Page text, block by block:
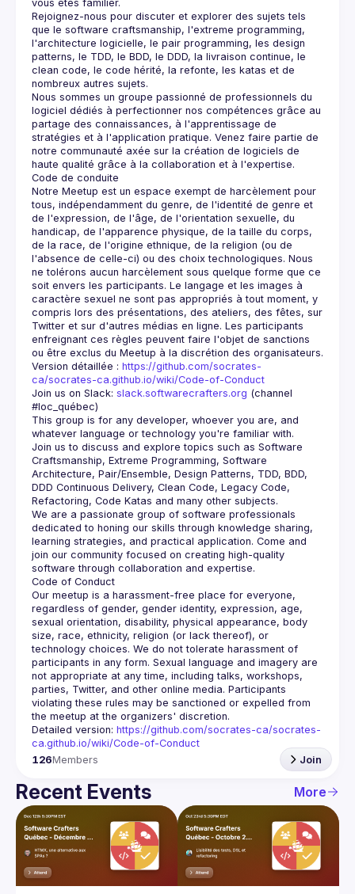
Rejoignez-nous pour discuter et explorer des sujets tels
que le software craftsmanship, l'extreme programming,
l'architecture logicielle, le pair programming, les design
patterns, le TDD, le BDD, le DDD, la livraison continue, le
clean code, le code hérité, la refonte, les katas et de
Nous sommes un groupe passionné de professionnels du
logiciel dédiés à perfectionner nos compétences grâce au
partage des connaissances, à l'apprentissage de
stratégies et à l'application pratique. Venez faire partie de
notre communauté axée sur la création de logiciels de
Notre Meetup est un espace exempt de harcèlement pour
tous, indépendamment du genre, de l'identité de genre et
de l'expression, de l'âge, de l'orientation sexuelle, du
handicap, de l'apparence physique, de la taille du corps,
de la race, de l'origine ethnique, de la religion (ou de
l'absence de celle-ci) ou des choix technologiques. Nous
ne tolérons aucun harcèlement sous quelque forme que ce
soit envers les participants. Le langage et les images à
caractère sexuel ne sont pas appropriés à tout moment, y
compris lors des présentations, des ateliers, des fêtes, sur
Twitter et sur d'autres médias en ligne. Les participants
enfreignant ces règles peuvent faire l'objet de sanctions
Version détaillée : https://github.com/socrates-
ca/socrates-ca.github.io/wiki/Code-of-Conduct
Join us on Slack: slack.softwarecrafters.org (channel
#loc_québec)
This group is for any developer, whoever you are, and
Join us to discuss and explore topics such as Software
Craftsmanship, Extreme Programming, Software
Architecture, Pair/Ensemble, Design Patterns, TDD, BDD,
DDD Continuous Delivery, Clean Code, Legacy Code,
We are a passionate group of software professionals
dedicated to honing our skills through knowledge sharing,
learning strategies, and practical application. Come and
join our community focused on creating high-quality
Our meetup is a harassment-free place for everyone,
regardless of gender, gender identity, expression, age,
sexual orientation, disability, physical appearance, body
size, race, ethnicity, religion (or lack thereof), or
technology choices. We do not tolerate harassment of
participants in any form. Sexual language and imagery are
not appropriate at any time, including talks, workshops,
parties, Twitter, and other online media. Participants
violating these rules may be sanctioned or expelled from
Detailed version: https://github.com/socrates-ca/socrates-
ca.github.io/wiki/Code-of-Conduct
126Members Join
Recent Events More